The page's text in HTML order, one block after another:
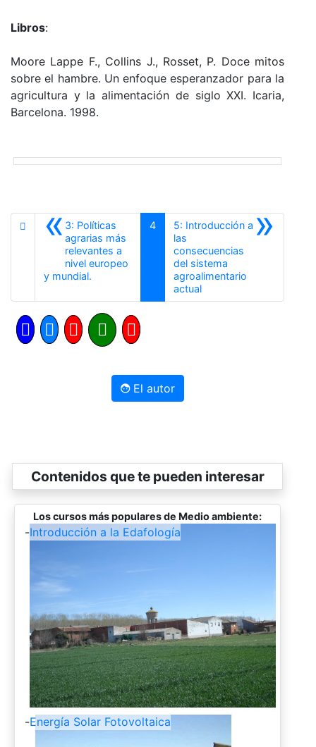
Libros:
Moore Lappe F., Collins J., Rosset, P. Doce mitos
sobre el hambre. Un enfoque esperanzador para la
agricultura y la alimentación de siglo XXI. Icaria,
Barcelona. 1998.
«3: Políticas
agrarias más
relevantes a
nivel europeo
y mundial.
4 »
5: Introducción a
las
consecuencias
del sistema
agroalimentario
actualSiguiente
El autor
Contenidos que te pueden interesar
Los cursos más populares de Medio ambiente:
-Introducción a la Edafología
-Energía Solar Fotovoltaica